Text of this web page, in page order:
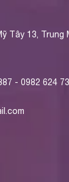
Tây 13, Trung
- 0982 624